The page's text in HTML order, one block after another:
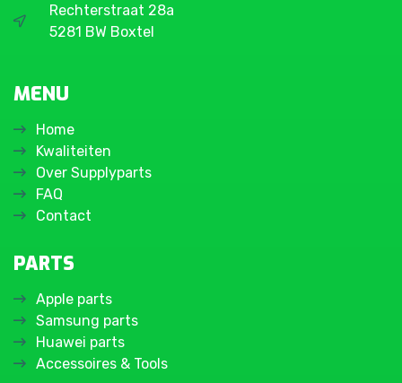
Rechterstraat 28a
5281 BW Boxtel
MENU
Home
Kwaliteiten
Over Supplyparts
FAQ
Contact
PARTS
Apple parts
Samsung parts
Huawei parts
Accessoires & Tools